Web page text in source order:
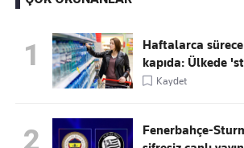
Kaçırmayın
Ücretsiz üye olun, gündemi
1
Haftalarca
kapıda: Ülkede
Kaydet
2
Fenerbahçe-